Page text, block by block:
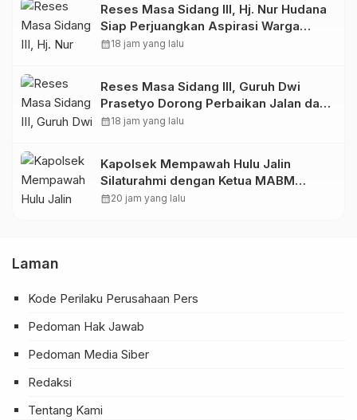
Reses Masa Sidang III, Hj. Nur Hudana
Siap Perjuangkan Aspirasi Warga
Kedopok di APBD
calendar_month18 jam yang lalu
Reses Masa Sidang III, Guruh Dwi
Prasetyo Dorong Perbaikan Jalan dan
Plengsengan di Kedopok
calendar_month18 jam yang lalu
Kapolsek Mempawah Hulu Jalin
Silaturahmi dengan Ketua MABM
Kecamatan Mempawah Hulu
calendar_month20 jam yang lalu
Laman
Kode Perilaku Perusahaan Pers
Pedoman Hak Jawab
Pedoman Media Siber
Redaksi
Tentang Kami